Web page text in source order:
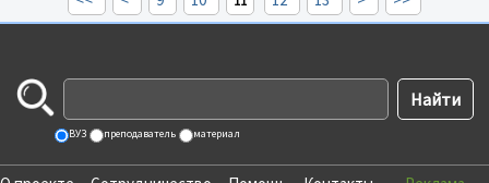
ВУЗ преподаватель материал